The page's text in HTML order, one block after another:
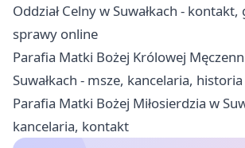
Oddział Celny w Suwałkach - kontakt,
sprawy online
Parafia Matki Bożej Królowej
Suwałkach - msze, kancelaria, historia
Parafia Matki Bożej Miłosierdzia w
kancelaria, kontakt